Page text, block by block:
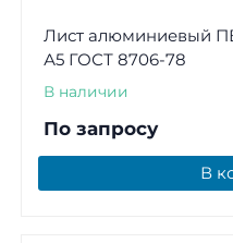
Лист алюминиевый
А5 ГОСТ 8706-78
В наличии
По запросу
В